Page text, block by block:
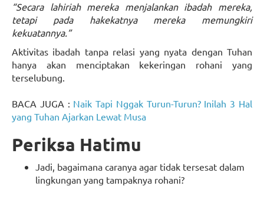
“Secara lahiriah mereka menjalankan ibadah mereka,
tetapi pada hakekatnya mereka memungkiri
kekuatannya.”
Aktivitas ibadah tanpa relasi yang nyata dengan Tuhan
hanya akan menciptakan kekeringan rohani yang
terselubung.
BACA JUGA : Naik Tapi Nggak Turun-Turun? Inilah 3 Hal
yang Tuhan Ajarkan Lewat Musa
Periksa Hatimu
Jadi, bagaimana caranya agar tidak tersesat dalam
lingkungan yang tampaknya rohani?